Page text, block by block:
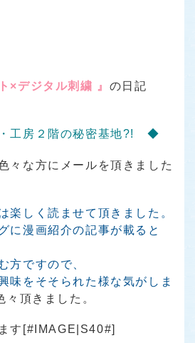
×デジタル刺繍 』 の日記
工房２階の秘密基地?! ◆
々な方にメールを頂きました
楽しく読ませて頂きました。
に漫画紹介の記事が載ると
方ですので、
味をそそられた様な気がしま
々頂きました。
す[#IMAGE|S40#]